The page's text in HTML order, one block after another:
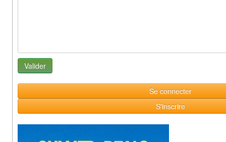
Se connecter
S'inscrire